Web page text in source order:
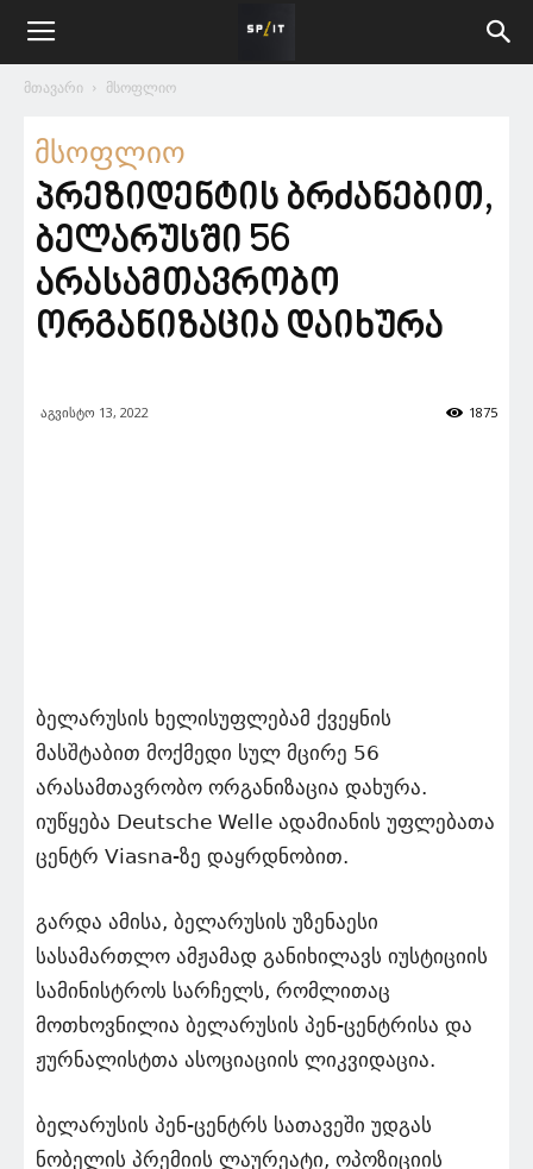
მთავარი მსოფლიო
მსოფლიო
პრეზიდენტის ბრძანებით,
ბელარუსში 56
არასამთავრობო
ორგანიზაცია დაიხურა
აგვისტო 13, 2022 1875
ბელარუსის ხელისუფლებამ ქვეყნის
მასშტაბით მოქმედი სულ მცირე 56
არასამთავრობო ორგანიზაცია დახურა.
იუწყება Deutsche Welle ადამიანის უფლებათა
ცენტრ Viasna-ზე დაყრდნობით.
გარდა ამისა, ბელარუსის უზენაესი
სასამართლო ამჟამად განიხილავს იუსტიციის
სამინისტროს სარჩელს, რომლითაც
მოთხოვნილია ბელარუსის პენ-ცენტრისა და
ჟურნალისტთა ასოციაციის ლიკვიდაცია.
ბელარუსის პენ-ცენტრს სათავეში უდგას
ნობელის პრემიის ლაურეატი, ოპოზიციის